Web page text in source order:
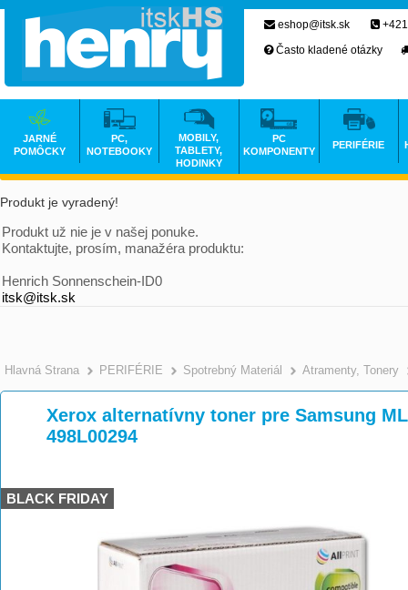
Produkt je vyradený!
Produkt už nie je v našej ponuke.
Kontaktujte, prosím, manažéra produktu:
Henrich Sonnenschein-ID0
itsk@itsk.sk
Hlavná Strana >
PERIFÉRIE >
Spotrebný Materiál >
Atramenty, Tonery
Xerox alternatívny toner pre Samsung
498L00294
BLACK FRIDAY
eshop@itsk.sk
Často kladené otázky
JARNÉ
POMÔCKY
PC,
NOTEBOOKY
MOBILY,
TABLETY,
HODINKY
PC
KOMPONENTY
PERIFÉRIE